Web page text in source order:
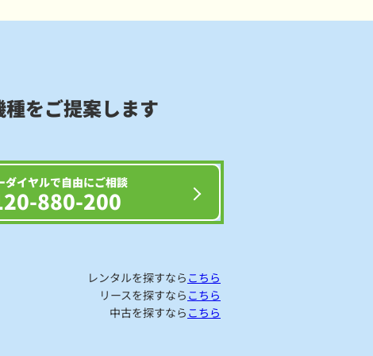
をご提案します
ダイヤルで自由にご相談
880-200
レンタルを探すなら こちら
リースを探すなら こちら
中古を探すなら こちら